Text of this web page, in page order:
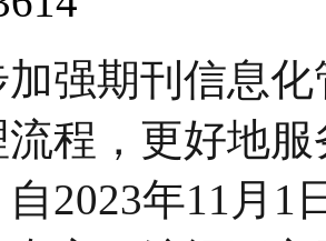
加强期刊信息
程，更好地
2023年11月1